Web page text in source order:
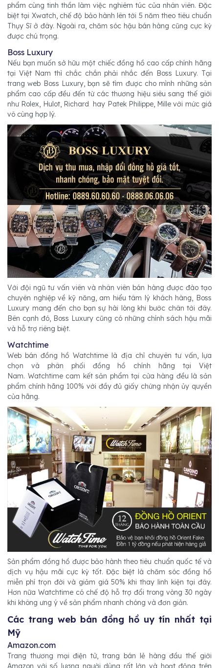
phẩm cùng tinh thần làm việc nghiêm túc của nhân viên. Đặc
biệt tại Xwatch, chế độ bảo hành lên tới 5 năm theo tiêu chuẩn
Thụy Sĩ ở đây. Ngoài ra, chăm sóc hậu bán hàng cũng cực kỳ
được chú trọng.
Boss Luxury
Nếu bạn muốn sở hữu một chiếc đồng hồ cao cấp chính hãng
tại Việt Nam thì chắc chắn phải nhắc đến Boss Luxury. Tại
trang web Boss Luxury, bạn sẽ tìm được cho mình những sản
phẩm cao cấp đều đến từ các thương hiệu siêu sang thế giới
như Rolex, Hulot, Richard hay Patek Philippe, Mille với mức giá
vô cùng hợp lý.
Với đội ngũ tư vấn viên và nhân viên bán hàng được đào tạo
chuyên nghiệp về kỹ năng, am hiểu tâm lý khách hàng, Boss
Luxury mang đến cho bạn sự hài lòng khi bước chân tới đây.
Bên cạnh đó, Boss Luxury cũng có những chính sách hậu mãi
và hỗ trợ riêng biệt.
Watchtime
Web bán đồng hồ Watchtime là địa chỉ chuyên tư vấn, lựa
chọn và phân phối đồng hồ chính hãng tại Việt
Nam. Watchtime cam kết sản phẩm tại cửa hàng đều là sản
phẩm chính hãng 100% với đầy đủ giấy chứng nhận ủy quyền
của hãng.
Sản phẩm đồng hồ được bảo hành theo tiêu chuẩn quốc tế và
dịch vụ hậu mãi cực kỳ tốt. Đặc biệt là chăm sóc đồng hồ
miễn phí trọn đời và giảm giá 50% khi thay linh kiện tại đây.
Hơn nữa Watchtime có chế độ hỗ trợ đổi trong vòng 30 ngày
khi không ưng ý về sản phẩm nhanh chóng và đơn giản.
Các trang web bán đồng hồ uy tín nhất tại
Mỹ
Amazon.com
Trang thương mại điện tử, trang bán lẻ hàng đầu thế giới
Amazon với số lượng người dùng rất lớn và hoạt động trên